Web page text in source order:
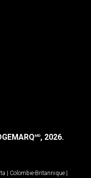
MD, 2026.
Colombie-Britannique